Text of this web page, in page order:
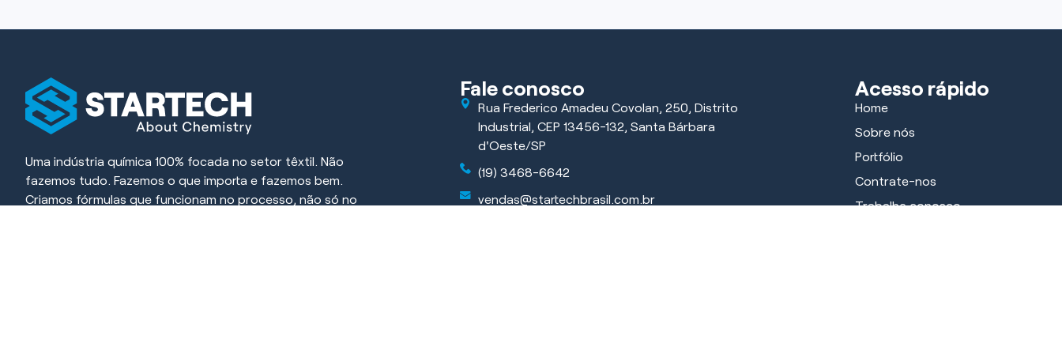
Uma indústria química 100% focada no setor têxtil. Não
fazemos tudo. Fazemos o que importa e fazemos bem.
Criamos fórmulas que funcionam no processo, não só no
Fale conosco
Rua Frederico Amadeu Covolan, 250, Distrito
Industrial, CEP 13456-132, Santa Bárbara
d'Oeste/SP
(19) 3468-6642
vendas@startechbrasil.com.br
Acesso rápido
Home
Sobre nós
Portfólio
Contrate-nos
Trabalhe conosco